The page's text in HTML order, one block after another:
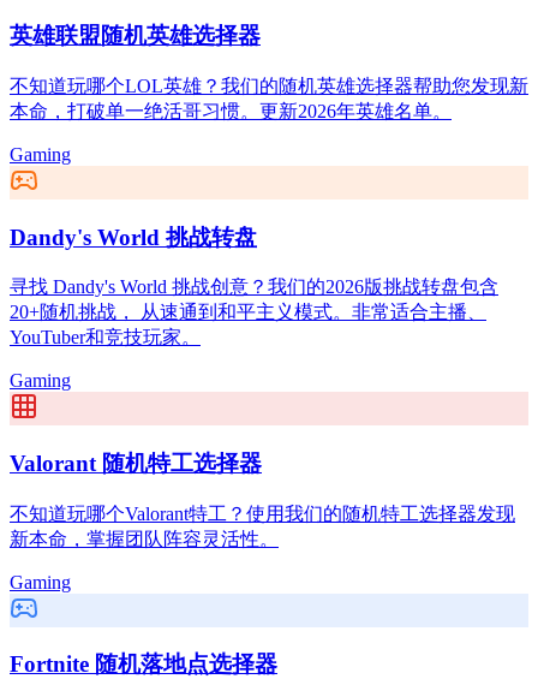
英雄联盟随机英雄选择器
不知道玩哪个LOL英雄？我们的随机英雄选择器帮助您发现新
本命，打破单一绝活哥习惯。更新2026年英雄名单。
Gaming
Dandy's World 挑战转盘
寻找 Dandy's World 挑战创意？我们的2026版挑战转盘包含
20+随机挑战， 从速通到和平主义模式。非常适合主播、
YouTuber和竞技玩家。
Gaming
Valorant 随机特工选择器
不知道玩哪个Valorant特工？使用我们的随机特工选择器发现
新本命，掌握团队阵容灵活性。
Gaming
Fortnite 随机落地点选择器